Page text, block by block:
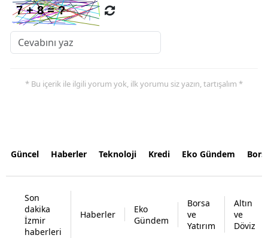
* Bu içerik ile ilgili yorum yok, ilk yorumu siz yazın, tartışalım *
Güncel Haberler Teknoloji Kredi Eko Gündem
Son
dakika
İzmir
haberleri
Haberler
Eko
Gündem
Borsa
ve
Yatırım
Altın
ve
Döviz